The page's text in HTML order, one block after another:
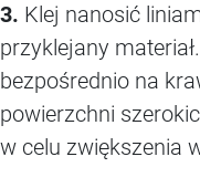
3. Klej nanosić
przyklejany
bezpośrednio na
powierzchni
w celu zwiększenia